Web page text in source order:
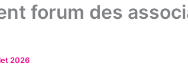
forum des
2026